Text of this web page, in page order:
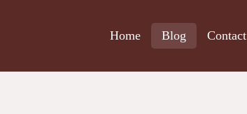
Home Blog Contact